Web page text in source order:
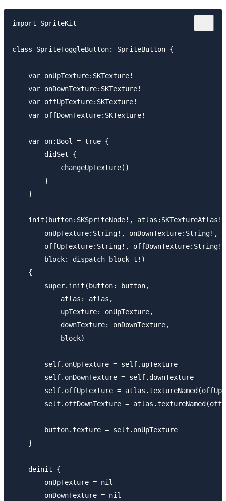
import SpriteKit
class SpriteToggleButton: SpriteButton {
    var onUpTexture:SKTexture!
    var onDownTexture:SKTexture!
    var offUpTexture:SKTexture!
    var offDownTexture:SKTexture!
    var on:Bool = true {
        didSet {
            changeUpTexture()
        }
    }
    init(button:SKSpriteNode!, atlas:SKTextureAtlas!,
        onUpTexture:String!, onDownTexture:String!,
        offUpTexture:String!, offDownTexture:String!,
        block: dispatch_block_t!)
    {
        super.init(button: button,
            atlas: atlas,
            upTexture: onUpTexture,
            downTexture: onDownTexture,
            block)
        self.onUpTexture = self.upTexture
        self.onDownTexture = self.downTexture
self.offUpTexture =
self.offDownTexture =
        button.texture = self.onUpTexture
    }
    deinit {
        onUpTexture = nil
        onDownTexture = nil